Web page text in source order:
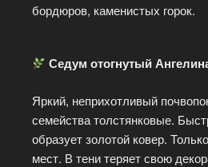
бордюров, каменистых горок.
Седум отогнутый
Яркий, неприхотливый
семейства толстянковые.
образует золотой ковер.
мест. В тени теряет свою